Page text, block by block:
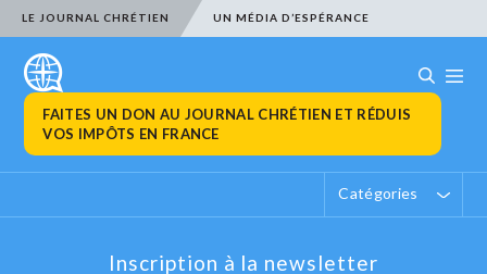
LE JOURNAL CHRÉTIEN UN MÉDIA D’ESPÉRANCE
FAITES UN DON AU JOURNAL CHRÉTIEN ET RÉDUIS
VOS IMPÔTS EN FRANCE
Catégories
Inscription à la newsletter